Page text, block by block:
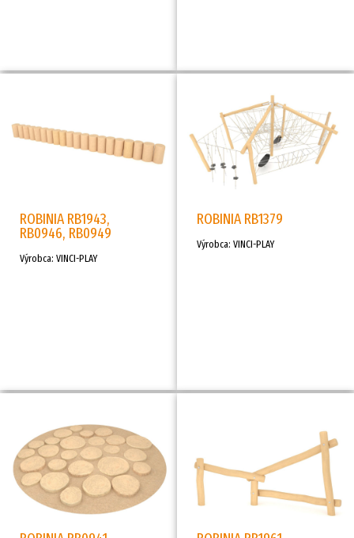
ROBINIA RB1943,
RB0946, RB0949
Výrobca: VINCI-PLAY
ROBINIA RB1379
Výrobca: VINCI-PLAY